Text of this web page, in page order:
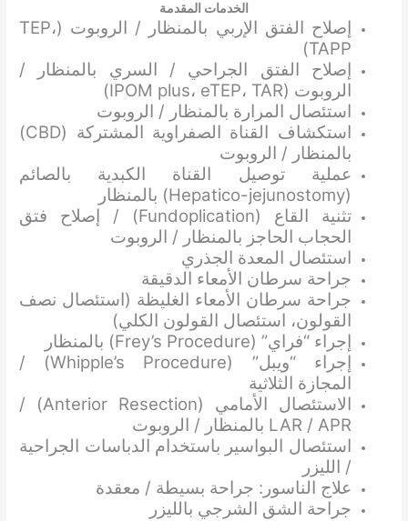
الخدمات المقدمة
إصلاح الفتق الإربي بالمنظار / الروبوت (TEP،
TAPP)
إصلاح الفتق الجراحي / السري بالمنظار /
الروبوت (IPOM plus، eTEP، TAR)
استئصال المرارة بالمنظار / الروبوت
استكشاف القناة الصفراوية المشتركة (CBD)
بالمنظار / الروبوت
عملية توصيل القناة الكبدية بالصائم
(Hepatico-jejunostomy) بالمنظار
تثنية القاع (Fundoplication) / إصلاح فتق
الحجاب الحاجز بالمنظار / الروبوت
استئصال المعدة الجذري
جراحة سرطان الأمعاء الدقيقة
جراحة سرطان الأمعاء الغليظة (استئصال نصف
القولون، استئصال القولون الكلي)
إجراء “فراي” (Frey’s Procedure) بالمنظار
إجراء “ويبل” (Whipple’s Procedure) /
المجازة الثلاثية
الاستئصال الأمامي (Anterior Resection) /
LAR / APR بالمنظار / الروبوت
استئصال البواسير باستخدام الدباسات الجراحية
/ الليزر
علاج الناسور: جراحة بسيطة / معقدة
جراحة الشق الشرجي بالليزر